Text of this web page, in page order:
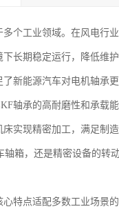
个工业领域。在风电行
长期稳定运行，降低维
新能源汽车对电机轴承更
轴承的高耐磨性和承载
实现精密加工，满足制
箱，还是精密设备的转
特点适配多数工业场景